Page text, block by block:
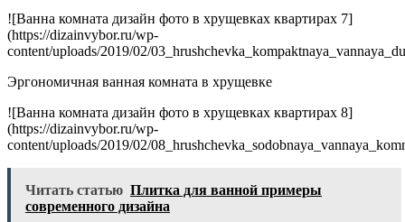
![Ванна комната дизайн фото в хрущевках квартирах 7]
(https://dizainvybor.ru/wp-
content/uploads/2019/02/
Эргономичная ванная комната в хрущевке
![Ванна комната дизайн фото в хрущевках квартирах 8]
(https://dizainvybor.ru/wp-
content/uploads/2019/02/
Читать статью Плитка для ванной примеры
современного дизайна